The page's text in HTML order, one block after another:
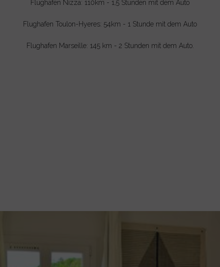
Flughafen Nizza: 110km - 1,5 Stunden mit dem Auto
Flughafen Toulon-Hyeres: 54km - 1 Stunde mit dem Auto
Flughafen Marseille: 145 km - 2 Stunden mit dem Auto.